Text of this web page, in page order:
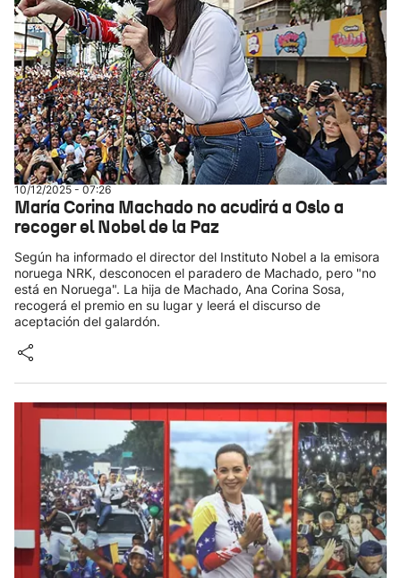
10/12/2025 - 07:26
María Corina Machado no acudirá a Oslo a
recoger el Nobel de la Paz
Según ha informado el director del Instituto Nobel a la emisora
noruega NRK, desconocen el paradero de Machado, pero "no
está en Noruega". La hija de Machado, Ana Corina Sosa,
recogerá el premio en su lugar y leerá el discurso de
aceptación del galardón.